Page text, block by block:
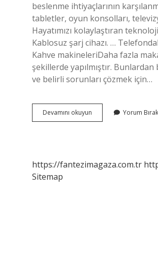
beslenme ihtiyaçlarının
tabletler, oyun konsolları,
Hayatımızı kolaylaştıran
Kablosuz şarj cihazı. …
Kahve makineleriDaha fazla
şekillerde yapılmıştır.
ve belirli sorunları çözmek için…
Devamını okuyun Teknolojik
Ürün
Yorum Bırak
https://fantezimagaza.com.tr
Sitemap